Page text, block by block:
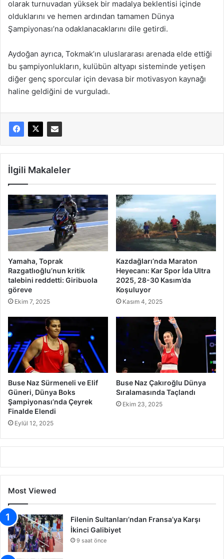
olarak turnuvadan yüksek bir madalya beklentisi içinde
olduklarını ve hemen ardından tamamen Dünya
Şampiyonası’na odaklanacaklarını dile getirdi.
Aydoğan ayrıca, Tokmak’ın uluslararası arenada elde ettiği
bu şampiyonlukların, kulübün altyapı sisteminde yetişen
diğer genç sporcular için devasa bir motivasyon kaynağı
haline geldiğini de vurguladı.
İlgili Makaleler
Yamaha, Toprak
Razgatlıoğlu’nun kritik
talebini reddetti: Giribuola
göreve
Ekim 7, 2025
Kazdağları’nda Maraton
Heyecanı: Kar Spor İda Ultra
2025, 28-30 Kasım’da
Koşuluyor
Kasım 4, 2025
Buse Naz Sürmeneli ve Elif
Güneri, Dünya Boks
Şampiyonası’nda Çeyrek
Finalde Elendi
Eylül 12, 2025
Buse Naz Çakıroğlu Dünya
Sıralamasında Taçlandı
Ekim 23, 2025
Most Viewed
Filenin Sultanları’ndan Fransa’ya Karşı
İkinci Galibiyet
9 saat önce